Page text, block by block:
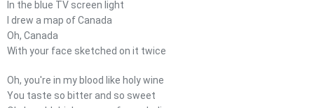
In the blue TV screen light
I drew a map of Canada
Oh, Canada
With your face sketched on it twice
Oh, you're in my blood like holy wine
You taste so bitter and so sweet